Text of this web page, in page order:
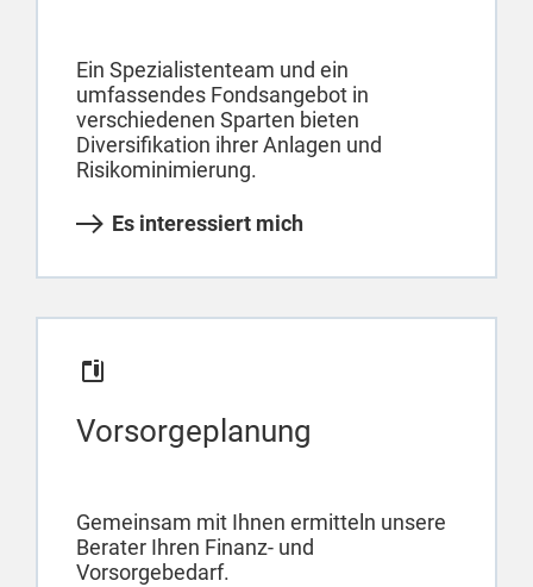
Ein Spezialistenteam und ein
umfassendes Fondsangebot in
verschiedenen Sparten bieten
Diversifikation ihrer Anlagen und
Risikominimierung.
Es interessiert mich
Vorsorgeplanung
Gemeinsam mit Ihnen ermitteln unsere
Berater Ihren Finanz- und
Vorsorgebedarf.